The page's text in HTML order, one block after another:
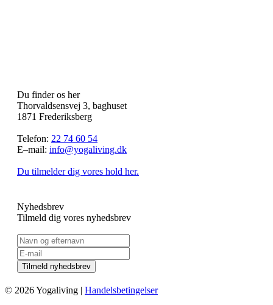
Du finder os her
Thorvaldsensvej 3, baghuset
1871 Frederiksberg
Telefon: 22 74 60 54
E–mail: info@yogaliving.dk
Du tilmelder dig vores hold her.
Nyhedsbrev
Tilmeld dig vores nyhedsbrev
© 2026 Yogaliving | Handelsbetingelser